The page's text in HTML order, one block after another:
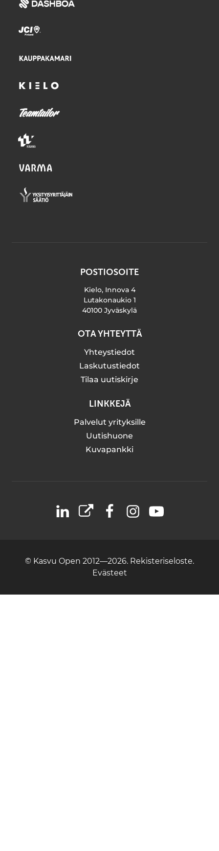
POSTIOSOITE
Kielo, Innova 4
Lutakonaukio 1
40100 Jyväskylä
OTA YHTEYTTÄ
Yhteystiedot
Laskutustiedot
Tilaa uutiskirje
LINKKEJÄ
Palvelut yrityksille
Uutishuone
Kuvapankki
LinkedIn
X FacebookInstagramYouTube
© Kasvu Open 2012—2026. Rekisteriseloste.
Evästeet